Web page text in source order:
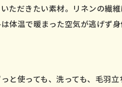
ただきたい素材。リネンの繊
体温で暖まった空気が逃げず
と使っても、洗っても、毛羽立